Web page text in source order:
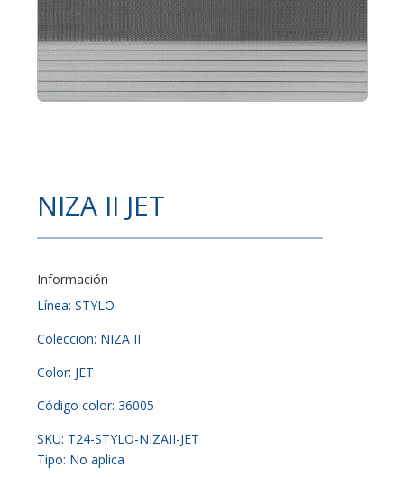
NIZA II JET
Información
Línea: STYLO
Coleccion: NIZA II
Color: JET
Código color: 36005
SKU: T24-STYLO-NIZAII-JET
Tipo: No aplica